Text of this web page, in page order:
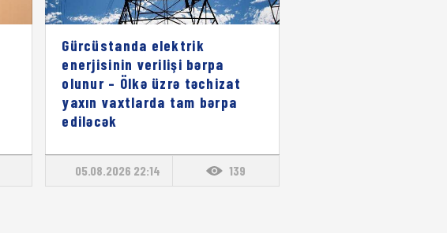
Gürcüstanda elektrik
enerjisinin verilişi bərpa
olunur – Ölkə üzrə təchizat
yaxın vaxtlarda tam bərpa
ediləcək
05.08.2026 22:14 139